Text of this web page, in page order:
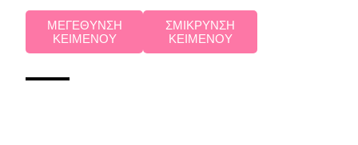
ΜΕΓΕΘΥΝΣΗ
ΚΕΙΜΕΝΟΥ
ΣΜΙΚΡΥΝΣΗ
ΚΕΙΜΕΝΟΥ